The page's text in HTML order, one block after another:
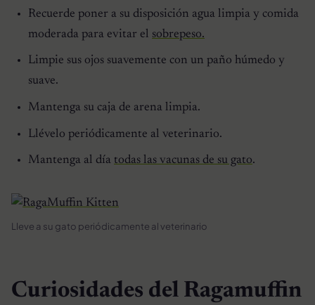
Recuerde poner a su disposición agua limpia y comida
moderada para evitar el sobrepeso.
Limpie sus ojos suavemente con un paño húmedo y
suave.
Mantenga su caja de arena limpia.
Llévelo periódicamente al veterinario.
Mantenga al día todas las vacunas de su gato.
Lleve a su gato periódicamente al veterinario
Curiosidades del Ragamuffin